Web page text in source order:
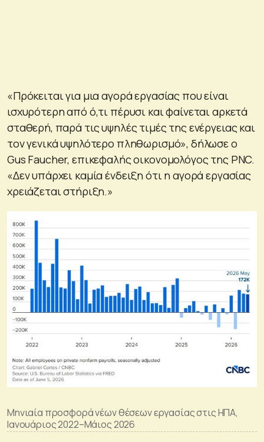
«Πρόκειται για μια αγορά εργασίας που είναι
ισχυρότερη από ό,τι πέρυσι και φαίνεται αρκετά
σταθερή, παρά τις υψηλές τιμές της ενέργειας και
τον γενικά υψηλότερο πληθωρισμό», δήλωσε ο
Gus Faucher, επικεφαλής οικονομολόγος της PNC.
«Δεν υπάρχει καμία ένδειξη ότι η αγορά εργασίας
χρειάζεται στήριξη.»
Μηνιαία προσφορά νέων θέσεων εργασίας στις ΗΠΑ,
Ιανουάριος 2022–Μάιος 2026